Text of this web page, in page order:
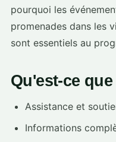
pourquoi les
promenades dans les
sont essentiels au
Qu'est-ce
Assistance et
Informations